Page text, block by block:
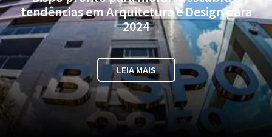
tendências em Arquitetura e Design para
2024
LEIA MAIS